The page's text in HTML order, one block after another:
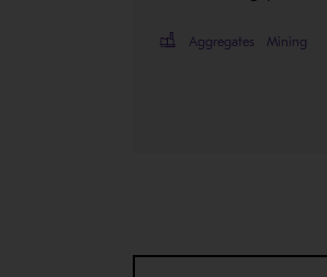
Aggregates Mining